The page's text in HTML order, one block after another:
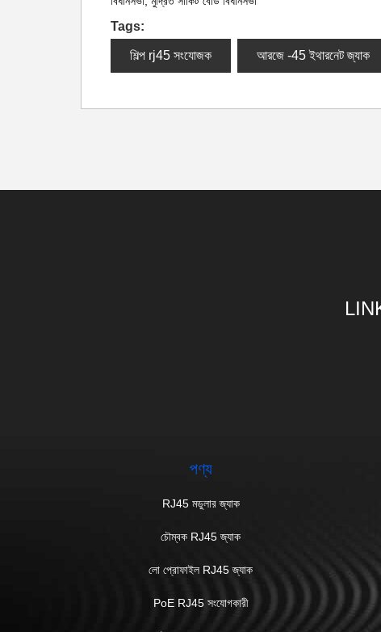
Tags:
শিল্প rj45 সংযোজক আরজে -45 ইথারনেট জ্যাক
পণ্য
RJ45 মডুলার জ্যাক
চৌম্বক RJ45 জ্যাক
লো প্রোফাইল RJ45 জ্যাক
PoE RJ45 সংযোগকারী